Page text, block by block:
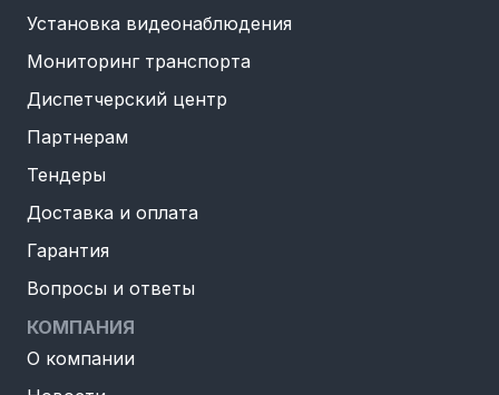
Установка видеонаблюдения
Мониторинг транспорта
Диспетчерский центр
Партнерам
Тендеры
Доставка и оплата
Гарантия
Вопросы и ответы
КОМПАНИЯ
О компании